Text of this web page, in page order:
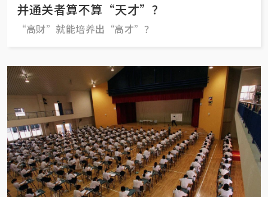
并通关者算不算“天才”？
“高财”就能培养出“高才”？